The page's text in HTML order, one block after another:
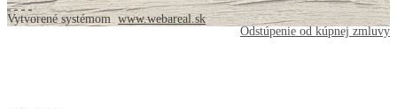
Vytvorené systémom www.webareal.sk
Odstúpenie od kúpnej zmluvy